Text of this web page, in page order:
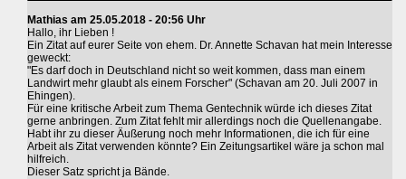
Mathias am 25.05.2018 - 20:56 Uhr
Hallo, ihr Lieben !
Ein Zitat auf eurer Seite von ehem. Dr. Annette Schavan hat mein Interesse
geweckt:
"Es darf doch in Deutschland nicht so weit kommen, dass man einem
Landwirt mehr glaubt als einem Forscher" (Schavan am 20. Juli 2007 in
Ehingen).
Für eine kritische Arbeit zum Thema Gentechnik würde ich dieses Zitat
gerne anbringen. Zum Zitat fehlt mir allerdings noch die Quellenangabe.
Habt ihr zu dieser Äußerung noch mehr Informationen, die ich für eine
Arbeit als Zitat verwenden könnte? Ein Zeitungsartikel wäre ja schon mal
hilfreich.
Dieser Satz spricht ja Bände.